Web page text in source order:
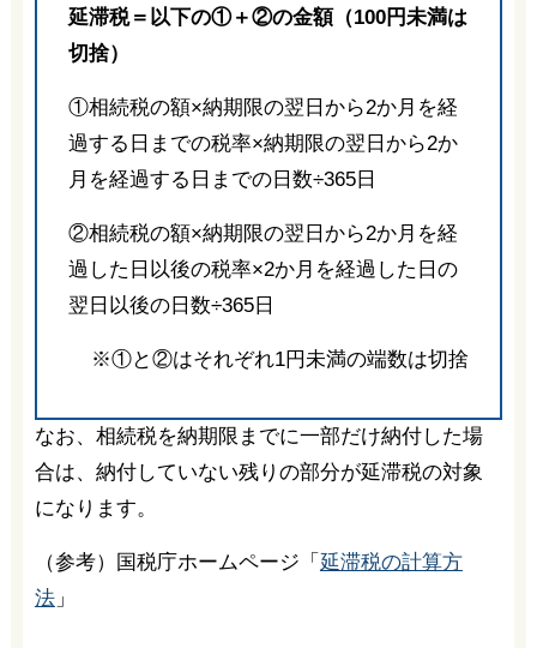
延滞税＝以下の①＋②の金額（100円未満は
切捨）
①相続税の額×納期限の翌日から2か月を経
過する日までの税率×納期限の翌日から2か
月を経過する日までの日数÷365日
②相続税の額×納期限の翌日から2か月を経
過した日以後の税率×2か月を経過した日の
翌日以後の日数÷365日
※①と②はそれぞれ1円未満の端数は切捨
なお、相続税を納期限までに一部だけ納付した場
合は、納付していない残りの部分が延滞税の対象
になります。
（参考）国税庁ホームページ「 延滞税の計算方
法」